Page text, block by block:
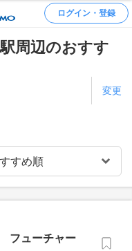
ログイン・登録
周辺のおすす
変更
フューチャー